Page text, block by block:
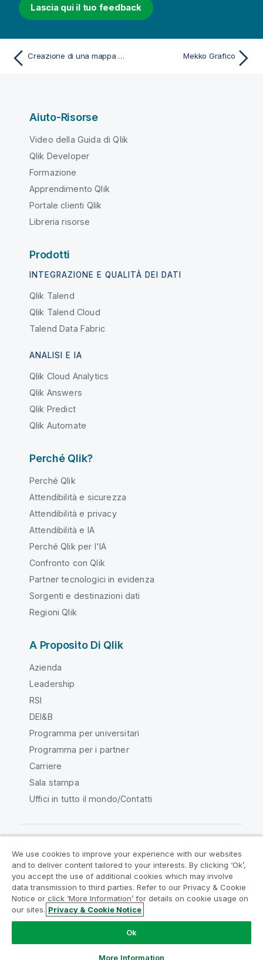
Lascia qui il tuo feedback
Creazione di una mappa con un livello sfondo immagine Mekko Grafico
Aiuto-Risorse
Video della Guida di Qlik
Qlik Developer
Formazione
Apprendimento Qlik
Portale clienti Qlik
Libreria risorse
Prodotti
INTEGRAZIONE E QUALITÀ DEI DATI
Qlik Talend
Qlik Talend Cloud
Talend Data Fabric
ANALISI E IA
Qlik Cloud Analytics
Qlik Answers
Qlik Predict
Qlik Automate
Perché Qlik?
Perché Qlik
Attendibilità e sicurezza
Attendibilità e privacy
Attendibilità e IA
Perché Qlik per l'IA
Confronto con Qlik
Partner tecnologici in evidenza
Sorgenti e destinazioni dati
Regioni Qlik
A Proposito Di Qlik
Azienda
Leadership
RSI
DEI&B
Programma per universitari
Programma per i partner
Carriere
Sala stampa
Uffici in tutto il mondo/Contatti
Qlik Community
Contratti
Termini del prodotto
Legal Policies
Note Legali
Termini di utilizzo
Marchi
Do Not Share My Info
Copyright © 1993-2026 QlikTech International AB. Tutti i
We use cookies to improve your experience with our websites
and to deliver content tailored to your interests. By clicking ‘Ok’,
you accept the use of additional cookies which may involve
data transmission to third parties. Refer to our Privacy & Cookie
Notice or click ‘More Information’ for details on cookie usage on
our sites. Privacy & Cookie Notice
Ok
More Information